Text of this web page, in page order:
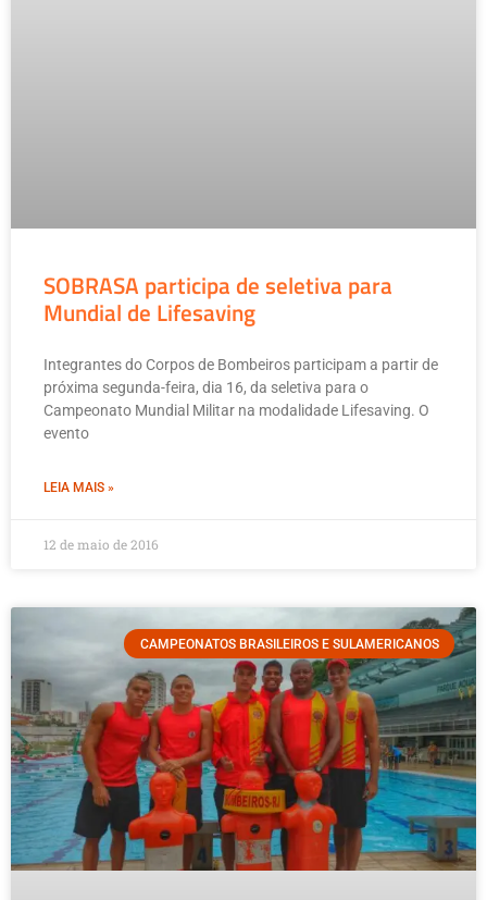
SOBRASA participa de seletiva para
Mundial de Lifesaving
Integrantes do Corpos de Bombeiros participam a partir de
próxima segunda-feira, dia 16, da seletiva para o
Campeonato Mundial Militar na modalidade Lifesaving. O
evento
LEIA MAIS »
12 de maio de 2016
CAMPEONATOS BRASILEIROS E SULAMERICANOS